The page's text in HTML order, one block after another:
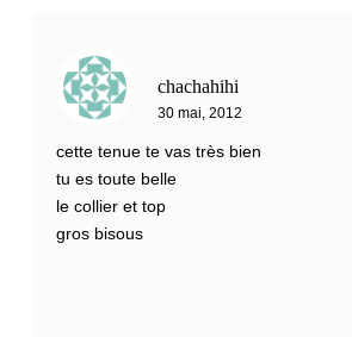
chachahihi
30 mai, 2012
cette tenue te vas très bien
tu es toute belle
le collier et top
gros bisous